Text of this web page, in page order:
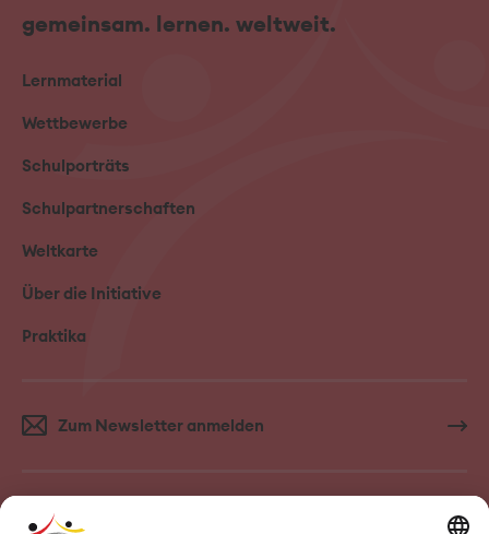
gemeinsam. lernen. weltweit.
Lernmaterial
Wettbewerbe
Schulporträts
Schulpartnerschaften
Weltkarte
Über die Initiative
Praktika
Zum Newsletter anmelden